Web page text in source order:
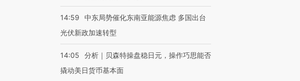
14:59
中东局势催化东南亚能源焦虑 多国出台
光伏新政加速转型
14:05
分析｜贝森特操盘稳日元，操作巧思能否
撬动美日货币基本面